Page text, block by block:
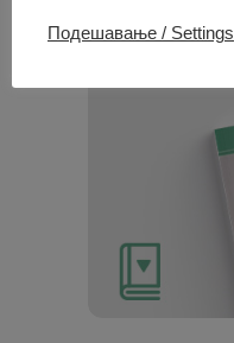
Подешавање / Settings